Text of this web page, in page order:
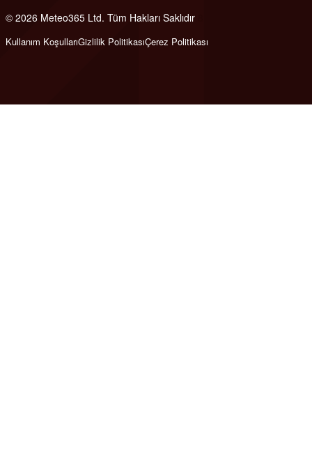
© 2026 Meteo365 Ltd. Tüm Hakları Saklıdır
Kullanım KoşullarıGizlilik PolitikasıÇerez Politikası